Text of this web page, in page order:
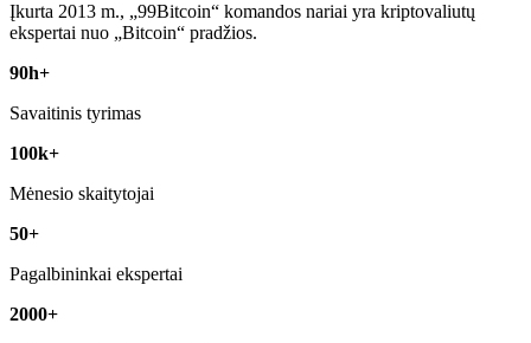
Įkurta 2013 m., „99Bitcoin“ komandos nariai yra kriptovaliutų
ekspertai nuo „Bitcoin“ pradžios.
90h+
Savaitinis tyrimas
100k+
Mėnesio skaitytojai
50+
Pagalbininkai ekspertai
2000+